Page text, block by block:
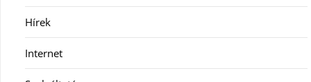
Hírek
Internet